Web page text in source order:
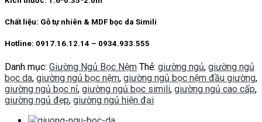
Chất liệu: Gỗ tự nhiên & MDF bọc da Simili
Hotline: 0917.16.12.14 – 0934.933.555
Danh mục: Giường Ngủ Bọc Nệm Thẻ: giường ngủ, giường ngủ
bọc da, giường ngủ bọc nệm, giường ngủ bọc nệm đầu giường,
giường ngủ bọc nỉ, giường ngủ bọc simili, giường ngủ cao cấp,
giường ngủ đẹp, giường ngủ hiện đại